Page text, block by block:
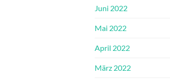
Juni 2022
Mai 2022
April 2022
März 2022